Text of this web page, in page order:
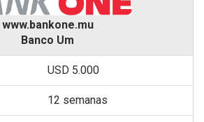
www.bankone.mu
Banco Um
USD 5.000
12 semanas